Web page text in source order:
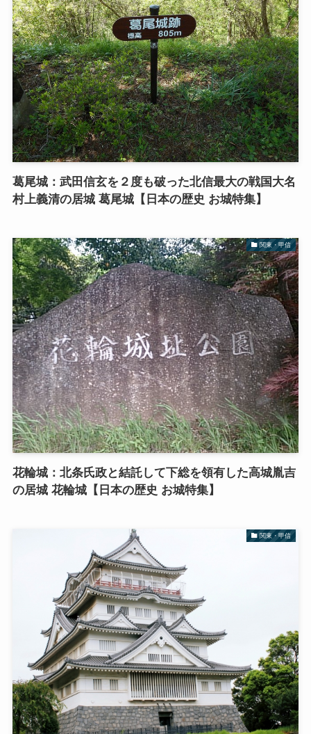
葛尾城：武田信玄を２度も破った北信最大の戦国大名
村上義清の居城 葛尾城【日本の歴史 お城特集】
関東・甲信
花輪城：北条氏政と結託して下総を領有した高城胤吉
の居城 花輪城【日本の歴史 お城特集】
関東・甲信